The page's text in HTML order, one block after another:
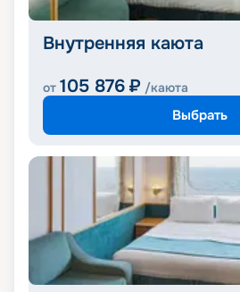
Внутренняя каюта
от 105 876 ₽ /каюта
Выбрать